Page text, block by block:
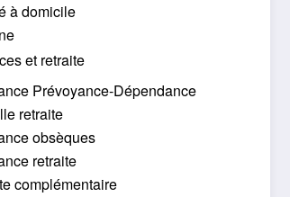
à domicile
et retraite
Prévoyance-Dépendance
retraite
obsèques
retraite
complémentaire